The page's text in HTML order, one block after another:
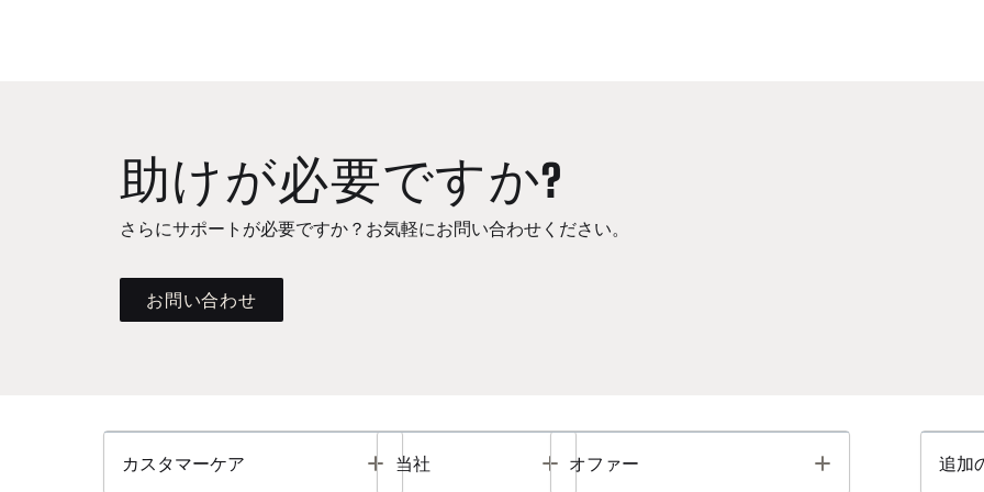
助けが必要ですか?
さらにサポートが必要ですか？お気軽にお問い合わせください。
お問い合わせ
カスタマーケア Toggle
当社 Toggle
オファー Toggle 追加